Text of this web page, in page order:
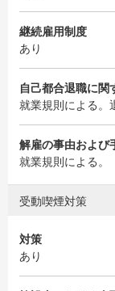
継続雇用制度
あり
自己都合退職に関
就業規則による。
解雇の事由および
就業規則による。
受動喫煙対策
対策
あり